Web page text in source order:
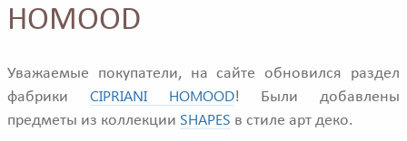
HOMOOD
Уважаемые покупатели, на сайте обновился раздел
фабрики CIPRIANI HOMOOD! Были добавлены
предметы из коллекции SHAPES в стиле арт деко.